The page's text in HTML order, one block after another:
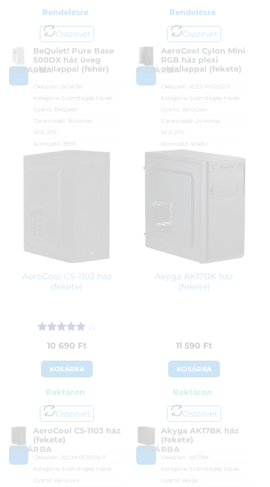
Rendelésre
Összevet
KOSÁRBA
BeQuiet! Pure Base
500DX ház üveg
oldallappal (fehér)
Cikkszám:
BGW38
Kategória: Számítógép házak
Gyártó:
BeQuiet!
Garanciaidő: 36 hónap
ÁFA: 27%
Azonosító: 38511
Rendelésre
Összevet
KOSÁRBA
AeroCool Cylon Mini
RGB ház plexi
oldallappal (fekete)
Cikkszám: ACCS-PV12012.11
Kategória: Számítógép házak
Gyártó: AeroCool
Garanciaidő: 24 hónap
ÁFA: 27%
Azonosító: 43482
AeroCool CS-1103 ház
(fekete)
Értékelés:5
/ 510 690 Ft
KOSÁRBA
Raktáron
Összevet
KOSÁRBA
AeroCool CS-1103 ház
(fekete)
Cikkszám: ACCM-PC10014.11
Kategória: Számítógép házak
Gyártó: AeroCool
Akyga AK17BK ház
(fekete)
11 590 Ft
KOSÁRBA
Raktáron
Összevet
KOSÁRBA
Akyga AK17BK ház
(fekete)
Cikkszám: AK17BK
Kategória: Számítógép házak
Gyártó: Akyga